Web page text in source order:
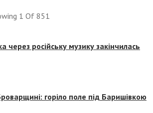
1 Of 851
через російську музику закінчилась
горіло поле під Баришівкою